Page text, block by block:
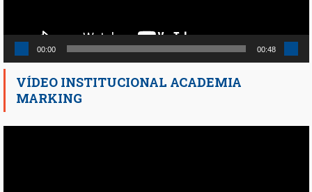
00:00 00:48
VÍDEO INSTITUCIONAL ACADEMIA
MARKING